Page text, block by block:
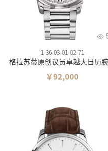
卡
梅花
1-36-03-01-02-71
格拉苏蒂原创议员卓越大日历
￥92,000